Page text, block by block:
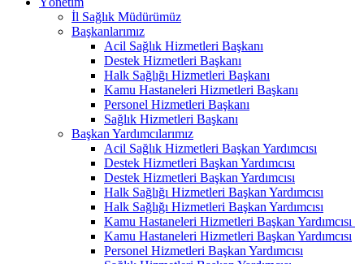
İl Sağlık Müdürümüz
Başkanlarımız
Acil Sağlık Hizmetleri Başkanı
Destek Hizmetleri Başkanı
Halk Sağlığı Hizmetleri Başkanı
Kamu Hastaneleri Hizmetleri Başkanı
Personel Hizmetleri Başkanı
Sağlık Hizmetleri Başkanı
Başkan Yardımcılarımız
Acil Sağlık Hizmetleri Başkan Yardımcısı
Destek Hizmetleri Başkan Yardımcısı
Destek Hizmetleri Başkan Yardımcısı
Halk Sağlığı Hizmetleri Başkan Yardımcısı
Halk Sağlığı Hizmetleri Başkan Yardımcısı
Kamu Hastaneleri Hizmetleri Başkan Yardımcısı ​
Kamu Hastaneleri Hizmetleri Başkan Yardımcısı
Personel Hizmetleri Başkan Yardımcısı